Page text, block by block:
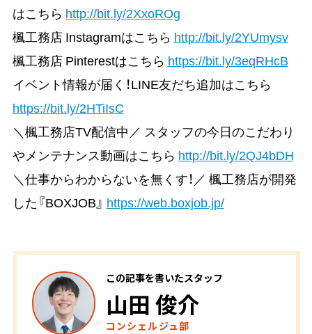
はこちら http://bit.ly/2XxoROg
楓工務店 Instagramはこちら http://bit.ly/2YUmysv
楓工務店 Pinterestはこちら https://bit.ly/3eqRHcB
イベント情報が届く！LINE友だち追加はこちら
https://bit.ly/2HTiIsC
＼楓工務店TV配信中／ スタッフの今日のこだわり
やメンテナンス動画はこちら http://bit.ly/2QJ4bDH
＼仕事からわからないを無くす！／ 楓工務店が開発
した『BOXJOB』 https://web.boxjob.jp/
この記事を書いたスタッフ
山田 俊介
コンシェルジュ部